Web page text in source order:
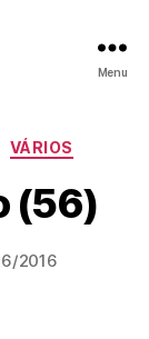
Menu
VÁRIOS
(56)
2016